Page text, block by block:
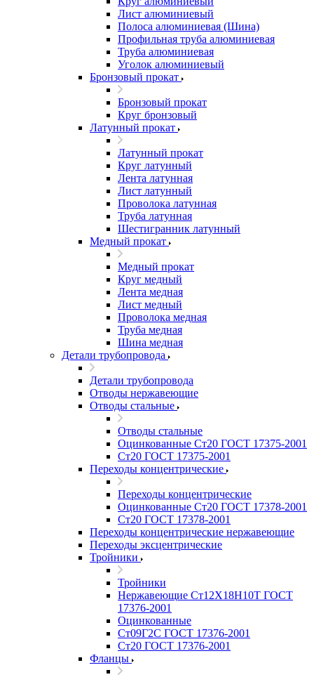
Лист алюминиевый
Полоса алюминиевая (Шина)
Профильная труба алюминиевая
Труба алюминиевая
Уголок алюминиевый
Бронзовый прокат
Бронзовый прокат
Круг бронзовый
Латунный прокат
Латунный прокат
Круг латунный
Лента латунная
Лист латунный
Проволока латунная
Труба латунная
Шестигранник латунный
Медный прокат
Медный прокат
Круг медный
Лента медная
Лист медный
Проволока медная
Труба медная
Шина медная
Детали трубопровода
Детали трубопровода
Отводы нержавеющие
Отводы стальные
Отводы стальные
Оцинкованные Ст20 ГОСТ 17375-2001
Ст20 ГОСТ 17375-2001
Переходы концентрические
Переходы концентрические
Оцинкованные Ст20 ГОСТ 17378-2001
Ст20 ГОСТ 17378-2001
Переходы концентрические нержавеющие
Переходы эксцентрические
Тройники
Тройники
Нержавеющие Ст12Х18Н10Т ГОСТ
17376-2001
Оцинкованные
Ст09Г2С ГОСТ 17376-2001
Ст20 ГОСТ 17376-2001
Фланцы